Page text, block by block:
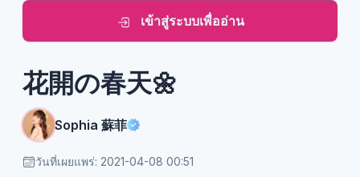
เข้าสู่ระบบเพื่ออ่าน
花開の春天🌼
Sophia 蘇菲
วันที่เผยแพร่: 2021-04-08 00:51